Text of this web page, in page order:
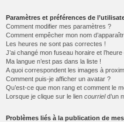
Paramètres et préférences de
Comment modifier mes paramètres ?
Comment empêcher mon nom
Les heures ne sont pas correctes !
J’ai changé mon fuseau horaire et
Ma langue n’est pas dans la liste !
A quoi correspondent les images à
Comment puis-je afficher un avatar ?
Qu’est-ce que mon rang et comment le
Lorsque je clique sur le lien courrield’un
Problèmes liés à la publication de